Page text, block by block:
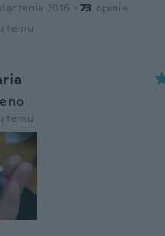
2016 · 73 opinie
temu
temu